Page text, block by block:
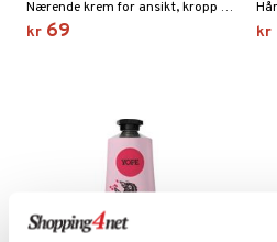
Nærende krem for ansikt, kropp og hender fra Nivea
kr 69 kr